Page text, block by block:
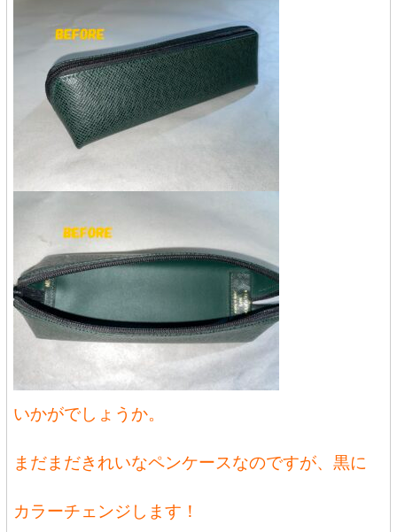
いかがでしょうか。
まだまだきれいなペンケースなのですが、黒に
カラーチェンジします！